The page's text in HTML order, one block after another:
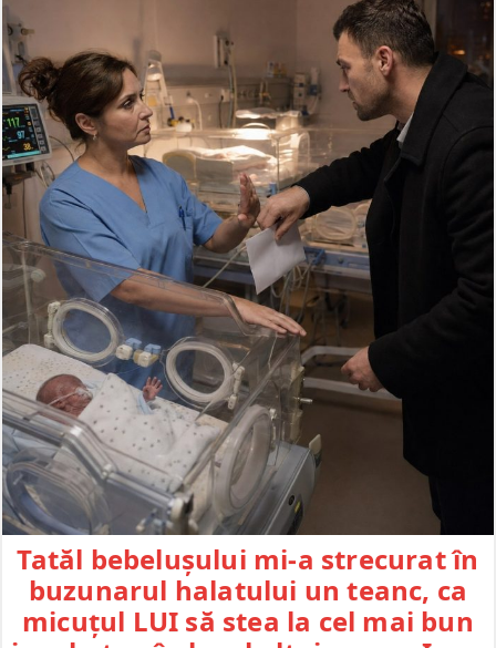
Tatăl bebelușului mi-a strecurat în
buzunarul halatului un teanc, ca
micuțul LUI să stea la cel mai bun